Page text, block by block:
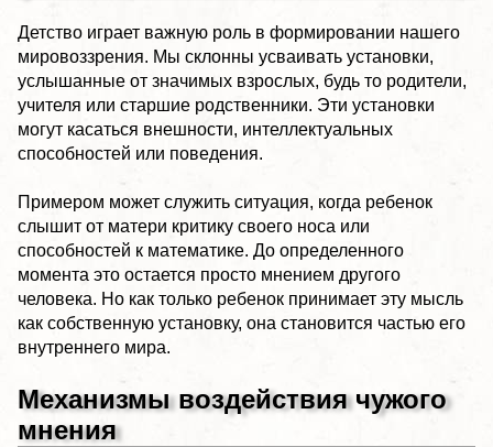
Детство играет важную роль в формировании нашего
мировоззрения. Мы склонны усваивать установки,
услышанные от значимых взрослых, будь то родители,
учителя или старшие родственники. Эти установки
могут касаться внешности, интеллектуальных
способностей или поведения.
Примером может служить ситуация, когда ребенок
слышит от матери критику своего носа или
способностей к математике. До определенного
момента это остается просто мнением другого
человека. Но как только ребенок принимает эту мысль
как собственную установку, она становится частью его
внутреннего мира.
Механизмы воздействия чужого
мнения